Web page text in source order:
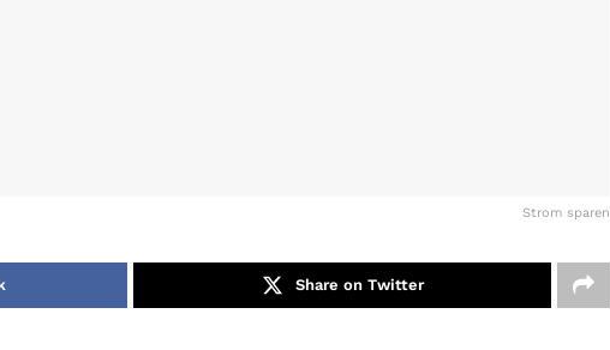
Strom sparen
Share on Twitter